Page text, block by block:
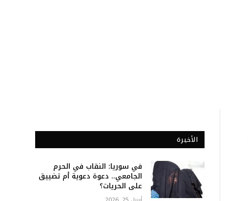
الأخيرة
في سوريا: النقاب في الحرم
الجامعي.. دعوة دعوية أم تضييق
على الحريات؟